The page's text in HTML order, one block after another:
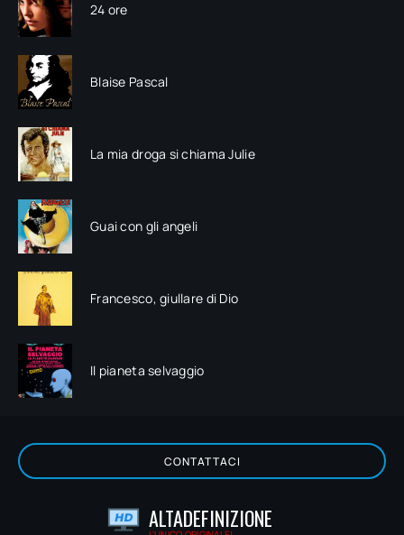
24 ore
Blaise Pascal
La mia droga si chiama Julie
Guai con gli angeli
Francesco, giullare di Dio
Il pianeta selvaggio
CONTATTACI
ALTADEFINIZIONE